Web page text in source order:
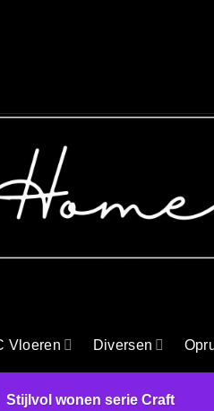
Vloeren Diversen
Stijlvol wonen serie Craft